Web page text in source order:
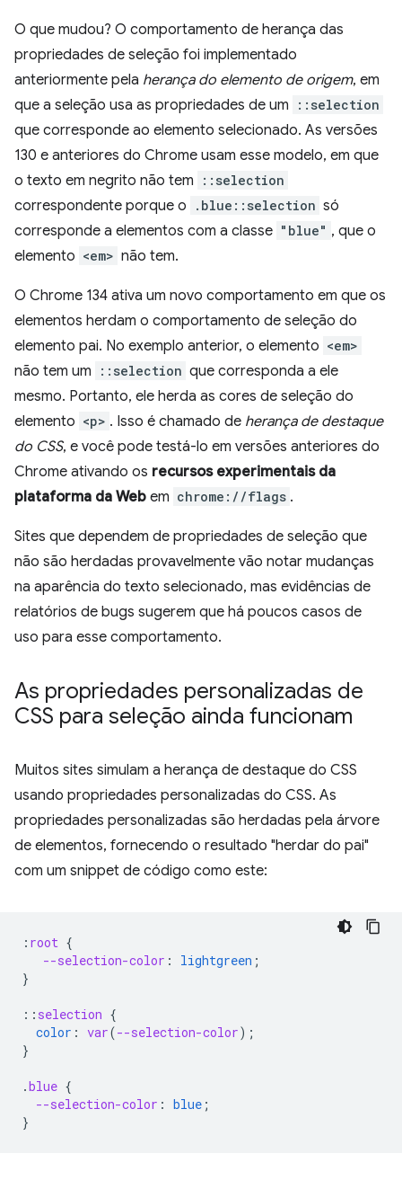
O que mudou? O comportamento de herança das
propriedades de seleção foi implementado
anteriormente pela herança do elemento de origem, em
que a seleção usa as propriedades de um
::selection
que corresponde ao elemento selecionado. As versões
130 e anteriores do Chrome usam esse modelo, em que
o texto em negrito não tem
::selection
correspondente porque o .blue::selection só
corresponde a elementos com a classe "blue" , que o
elemento <em> não tem.
O Chrome 134 ativa um novo comportamento em que os
elementos herdam o comportamento de seleção do
elemento pai. No exemplo anterior, o elemento <em>
não tem um ::selection que corresponda a ele
mesmo. Portanto, ele herda as cores de seleção do
elemento <p> . Isso é chamado de herança de destaque
do CSS, e você pode testá-lo em versões anteriores do
Chrome ativando os recursos experimentais da
plataforma da Web em chrome://flags .
Sites que dependem de propriedades de seleção que
não são herdadas provavelmente vão notar mudanças
na aparência do texto selecionado, mas evidências de
relatórios de bugs sugerem que há poucos casos de
uso para esse comportamento.
As propriedades personalizadas de
CSS para seleção ainda funcionam
Muitos sites simulam a herança de destaque do CSS
usando propriedades personalizadas do CSS. As
propriedades personalizadas são herdadas pela árvore
de elementos, fornecendo o resultado "herdar do pai"
com um snippet de código como este:
: root {
--selection-color : lightgreen ;
}
:: selection {
color : var(--selection-color);
}
.blue {
--selection-color : blue ;
}